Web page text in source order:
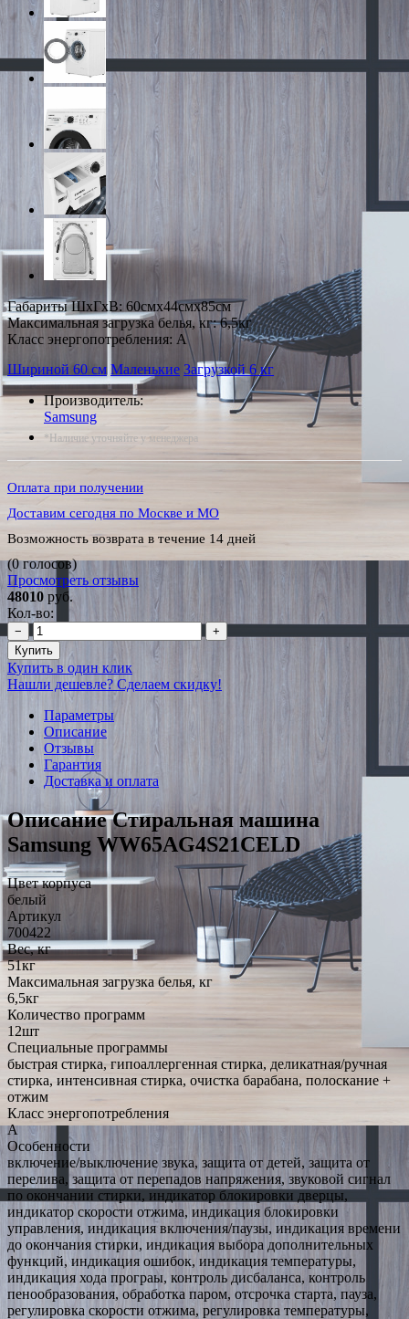
Габариты ШxГxВ: 60смx44смx85см
Максимальная загрузка белья, кг: 6,5кг
Класс энергопотребления: A
Шириной 60 см Маленькие Загрузкой 6 кг
Производитель:
Samsung
*Наличие уточняйте у менеджера
Оплата при получении
Доставим сегодня по Москве и МО
Возможность возврата в течение 14 дней
(0 голосов)
Просмотреть отзывы
48010 руб.
Кол-во:
−
+
Купить
Купить в один клик
Нашли дешевле? Сделаем скидку!
Параметры
Описание
Отзывы
Гарантия
Доставка и оплата
Описание Стиральная машина
Samsung WW65AG4S21CELD
Цвет корпуса
белый
Артикул
700422
Вес, кг
51кг
Максимальная загрузка белья, кг
6,5кг
Количество программ
12шт
Специальные программы
быстрая стирка, гипоаллергенная стирка, деликатная/ручная
стирка, интенсивная стирка, очистка барабана, полоскание +
отжим
Класс энергопотребления
A
Особенности
включение/выключение звука, защита от детей, защита от
перелива, защита от перепадов напряжения, звуковой сигнал
по окончании стирки, индикатор блокировки дверцы,
индикатор скорости отжима, индикация блокировки
управления, индикация включения/паузы, индикация времени
до окончания стирки, индикация выбора дополнительных
функций, индикация ошибок, индикация температуры,
индикация хода програы, контроль дисбаланса, контроль
пенообразования, обработка паром, отсрочка старта, пауза,
регулировка скорости отжима, регулировка температуры,